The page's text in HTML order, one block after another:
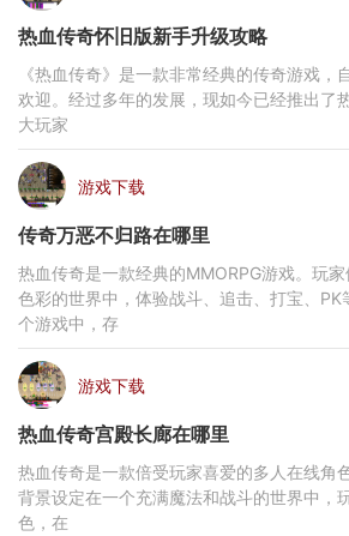
热血传奇怀旧版新手升级攻略
《热血传奇》是一款非常经典的传奇游戏，
欢迎。经过多年的发展，现如今已经推出了
大玩家
游戏下载
传奇万恶不归路在哪里
热血传奇是一款经典的MMORPG游戏。玩
色彩的世界中，体验战斗、追击、打宝、PK
个游戏中，存
游戏下载
热血传奇宫殿长廊在哪里
热血传奇是一款倍受玩家喜爱的多人在线角
背景设定在一个充满魔法和战斗的世界中，
色，在